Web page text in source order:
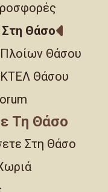
Θάσο
Θάσου
Θάσου
Τη Θάσο
Στη Θάσο